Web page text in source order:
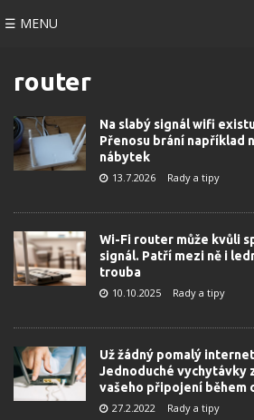
☰ MENU
router
Na slabý signál wifi
Přenosu brání například
nábytek
13.7.2026 Rady a tipy
Wi-Fi router může kvůli
signál. Patří mezi ně i
trouba
10.10.2025 Rady a tipy
Už žádný pomalý
Jednoduché
vašeho připojení během
27.2.2022 Rady a tipy